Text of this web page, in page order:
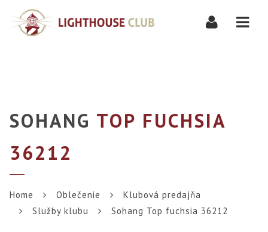
SOHANG TOP FUCHSIA
36212
Home Oblečenie
Klubová predajňa
Služby klubu
Sohang Top fuchsia 36212